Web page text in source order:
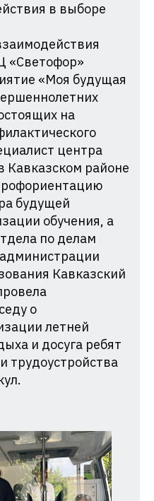
в выборе
«Светофор»
«Моя будущая
на
центра
Кавказском районе
будущей
обучения, а
по делам
Кавказский
о
летней
и досуга ребят
трудоустройства